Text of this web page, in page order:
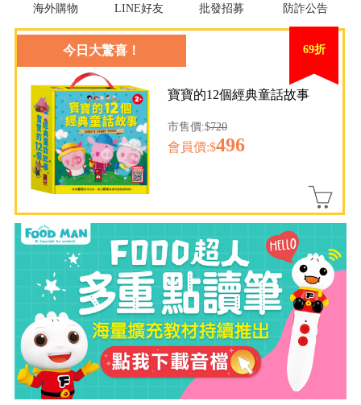
海外購物 LINE好友 批發招募 防詐公告
今日大驚喜！ 69折
寶寶的12個經典童話故事
市售價:$720
會員價:$496